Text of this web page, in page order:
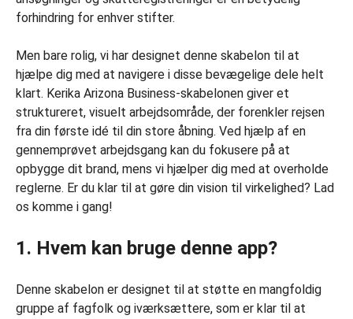
forhindring for enhver stifter.
Men bare rolig, vi har designet denne skabelon til at
hjælpe dig med at navigere i disse bevægelige dele helt
klart. Kerika Arizona Business-skabelonen giver et
struktureret, visuelt arbejdsområde, der forenkler rejsen
fra din første idé til din store åbning. Ved hjælp af en
gennemprøvet arbejdsgang kan du fokusere på at
opbygge dit brand, mens vi hjælper dig med at overholde
reglerne. Er du klar til at gøre din vision til virkelighed? Lad
os komme i gang!
1. Hvem kan bruge denne app?
Denne skabelon er designet til at støtte en mangfoldig
gruppe af fagfolk og iværksættere, som er klar til at